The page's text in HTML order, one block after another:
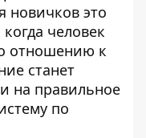
новичков это
человек
отношению к
станет
на правильное
по